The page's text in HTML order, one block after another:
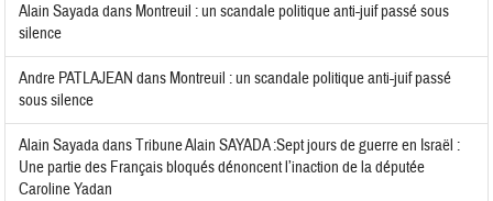
Alain Sayadadans Montreuil : un scandale politique anti-juif passé sous
silence
Andre PATLAJEAN dans Montreuil : un scandale politique anti-juif passé
sous silence
Alain SayadadansTribune Alain SAYADA :Sept jours de guerre en Israël :
Une partie des Français bloqués dénoncent l’inaction de la députée
Caroline Yadan